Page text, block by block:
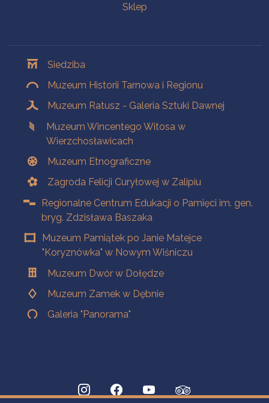
Sklep
Siedziba
Muzeum Historii Tarnowa i Regionu
Muzeum Ratusz - Galeria Sztuki Dawnej
Muzeum Wincentego Witosa w
Wierzchosławicach
Muzeum Etnograficzne
Zagroda Felicji Curyłowej w Zalipiu
Regionalne Centrum Edukacji o Pamięci im. gen.
bryg. Zdzisława Baszaka
Muzeum Pamiątek po Janie Matejce
"Koryznówka" w Nowym Wiśniczu
Muzeum Dwór w Dołędze
Muzeum Zamek w Dębnie
Galeria "Panorama"